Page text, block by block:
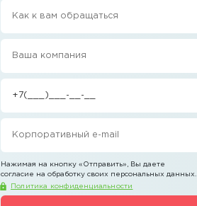
Нажимая на кнопку «Отправить» , Вы даете
согласие на обработку своих персональных данных.
Политика конфиденциальности